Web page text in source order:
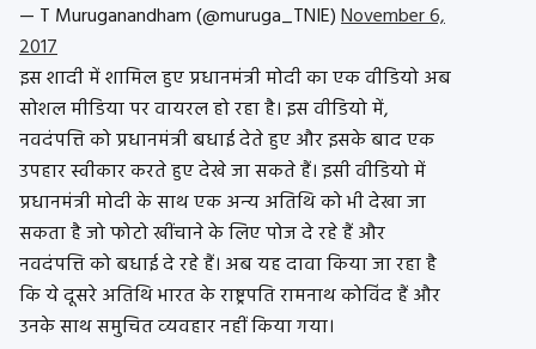
— T Muruganandham (@muruga_TNIE)November 6,
2017
इस शादी में शामिल हुए प्रधानमंत्री मोदी का एक वीडियो अब
सोशल मीडिया पर वायरल हो रहा है। इस वीडियो में,
नवदंपत्ति को प्रधानमंत्री बधाई देते हुए और इसके बाद एक
उपहार स्वीकार करते हुए देखे जा सकते हैं। इसी वीडियो में
प्रधानमंत्री मोदी के साथ एक अन्‍य अतिथि को भी देखा जा
सकता है जो फोटो खींचाने के लिए पोज दे रहे हैं और
नवदंपत्ति को बधाई दे रहे हैं। अब यह दावा किया जा रहा है
कि ये दूसरे अतिथि भारत के राष्ट्रपति रामनाथ कोविंद हैं और
उनके साथ समुचित व्‍यवहार नहीं किया गया।